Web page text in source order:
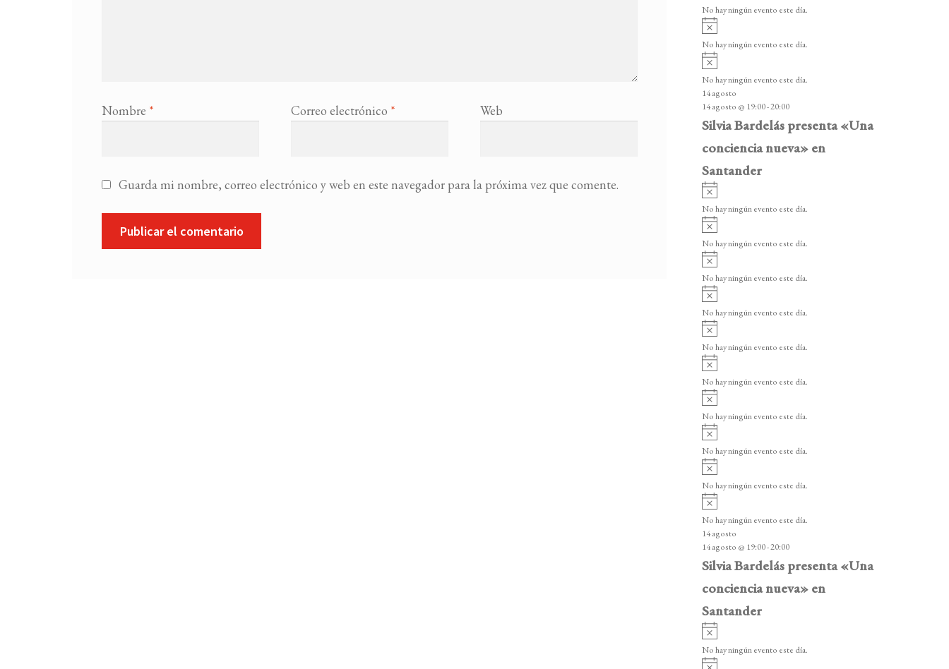
Nombre * Correo electrónico * Web
Guarda mi nombre, correo electrónico y web en este navegador para la próxima vez que comente.
e
n
t
o
s
o
i
o
No hay ningún evento este día.
v
i
o
No hay ningún evento este día.
A
v
i
s
o
No hay ningún evento este día.
14 agosto
14 agosto @ 19:00-20:00
Silvia Bardelás presenta «Una
conciencia nueva» en
Santander
A
v
i
o
No hay ningún evento este día.
v
i
o
No hay ningún evento este día.
v
i
o
No hay ningún evento este día.
v
i
o
No hay ningún evento este día.
v
i
o
No hay ningún evento este día.
v
i
o
No hay ningún evento este día.
v
i
o
No hay ningún evento este día.
v
i
o
No hay ningún evento este día.
v
i
o
No hay ningún evento este día.
v
i
s
o
No hay ningún evento este día.
14 agosto
14 agosto @ 19:00-20:00
Silvia Bardelás presenta «Una
conciencia nueva» en
Santander
A
v
i
No hay ningún evento este día.
A